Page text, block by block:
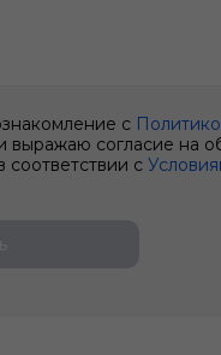
с
выражаю согласие на
соответствии с